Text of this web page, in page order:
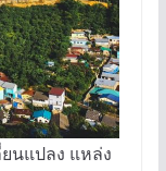
นแปลง แหล่ง